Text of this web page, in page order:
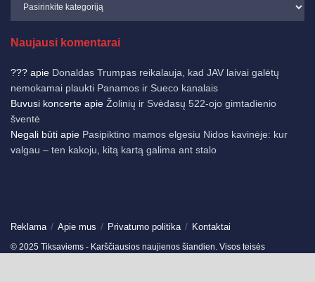
Naujausi komentarai
??? apie Donaldas Trumpas reikalauja, kad JAV laivai galėtų
nemokamai plaukti Panamos ir Sueco kanalais
Buvusi koncerte apie Žolinių ir Svėdasų 522-ojo gimtadienio
šventė
Negali būti apie Pasipiktino mamos elgesiu Nidos kavinėje: kur
valgau – ten kakoju, kitą kartą galima ant stalo
Reklama Apie mus Privatumo politika Kontaktai
© 2025 Tiksaviems - Karščiausios naujienos šiandien. Visos teisės